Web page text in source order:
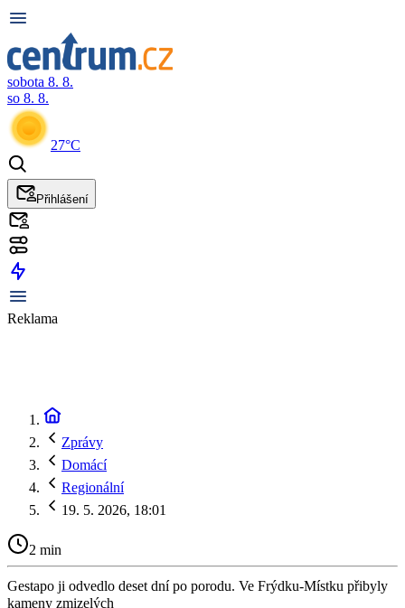
sobota 8. 8.
so 8. 8.
27°C
Přihlášení
Reklama
Zprávy
Domácí
Regionální
19. 5. 2026, 18:01
2 min
Gestapo ji odvedlo deset dní po porodu. Ve Frýdku-Místku přibyly
kameny zmizelých